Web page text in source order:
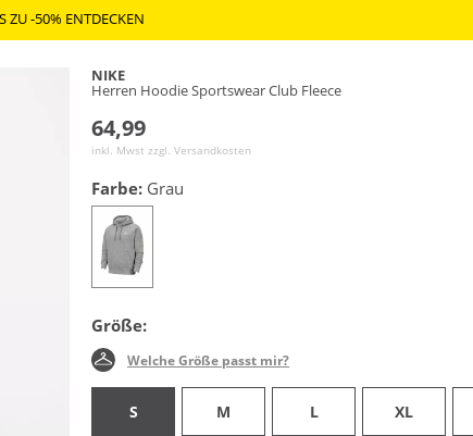
ZU -50% ENTDECKEN
NIKE
Herren Hoodie Sportswear Club Fleece
64,99
inkl. Mwst zzgl. Versandkosten
Farbe: Grau
Größe:
Welche Größe passt mir?
S M L XL